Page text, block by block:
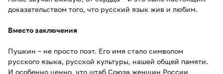
доказательством того, что русский язык жив и любим.
Вместо заключения
Пушкин – не просто поэт. Его имя стало символом
русского языка, русской культуры, нашей общей памяти.
И особенно ценно, что штаб Союза женщин России